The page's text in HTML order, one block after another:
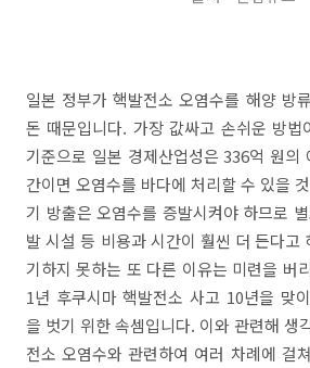
일본 정부가 핵발전소 오염수를 해양 방
돈 때문입니다. 가장 값싸고 손쉬운 방법
기준으로 일본 경제산업성은 336억 원의
간이면 오염수를 바다에 처리할 수 있을
기 방출은 오염수를 증발시켜야 하므로
발 시설 등 비용과 시간이 훨씬 더 든다고
기하지 못하는 또 다른 이유는 미련을 버
1년 후쿠시마 핵발전소 사고 10년을 맞
을 벗기 위한 속셈입니다. 이와 관련해 생
전소 오염수와 관련하여 여러 차례에 걸